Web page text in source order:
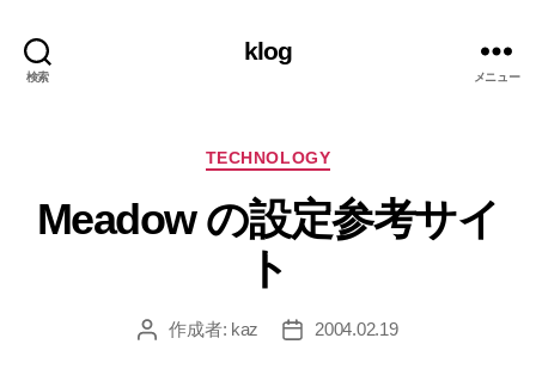
検索
klog
メニュー
カ
ゴ
リ
ー
TECHNOLOGY
Meadow の設定参考サイ
ト
投
作成者: kaz
投
2004.02.19